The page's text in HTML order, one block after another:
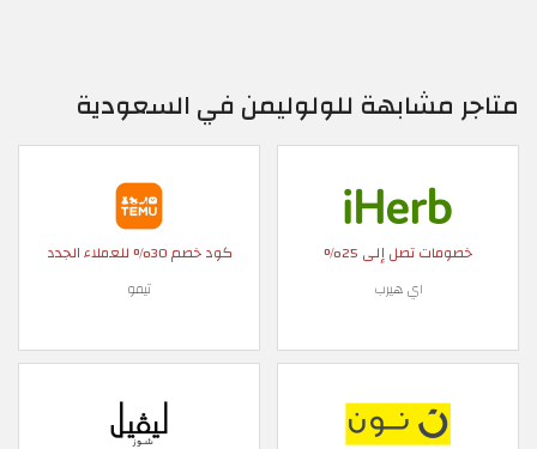
متاجر مشابهة للولوليمن في السعودية
خصومات تصل إلى 25%
اي هيرب
كود خصم 30% للعملاء الجدد
تيمو